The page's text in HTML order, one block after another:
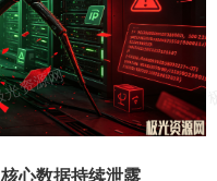
核心数据持续泄露